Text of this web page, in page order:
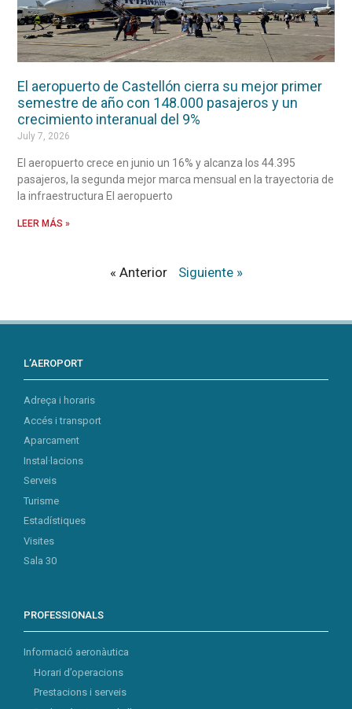
El aeropuerto de Castellón cierra su mejor primer
semestre de año con 148.000 pasajeros y un
crecimiento interanual del 9%
July 7, 2026
El aeropuerto crece en junio un 16% y alcanza los 44.395
pasajeros, la segunda mejor marca mensual en la trayectoria de
la infraestructura El aeropuerto
LEER MÁS »
« Anterior Siguiente »
L’AEROPORT
Adreça i horaris
Accés i transport
Aparcament
Instal·lacions
Serveis
Turisme
Estadístiques
Visites
Sala 30
PROFESSIONALS
Informació aeronàutica
Horari d’operacions
Prestacions i serveis